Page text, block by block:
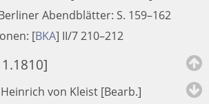
Abendblätter: S. 159–162
[BKA] II/7 210–212
Heinrich von Kleist [Bearb.]